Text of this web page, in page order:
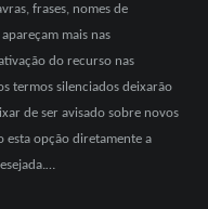
frases, nomes de
mais nas
do recurso nas
termos silenciados deixarão
de ser avisado sobre novos
esta opção diretamente a